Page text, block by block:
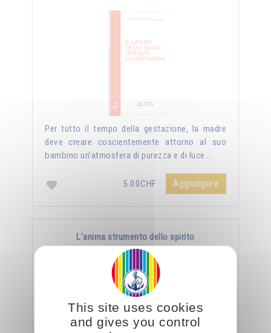
Per tutto il tempo della gestazione, la madre
deve creare coscientemente attorno al suo
bambino un’atmosfera di purezza e di luce...
5.00CHF Aggiungere
L'anima strumento dello spirito
This site uses cookies
and gives you control